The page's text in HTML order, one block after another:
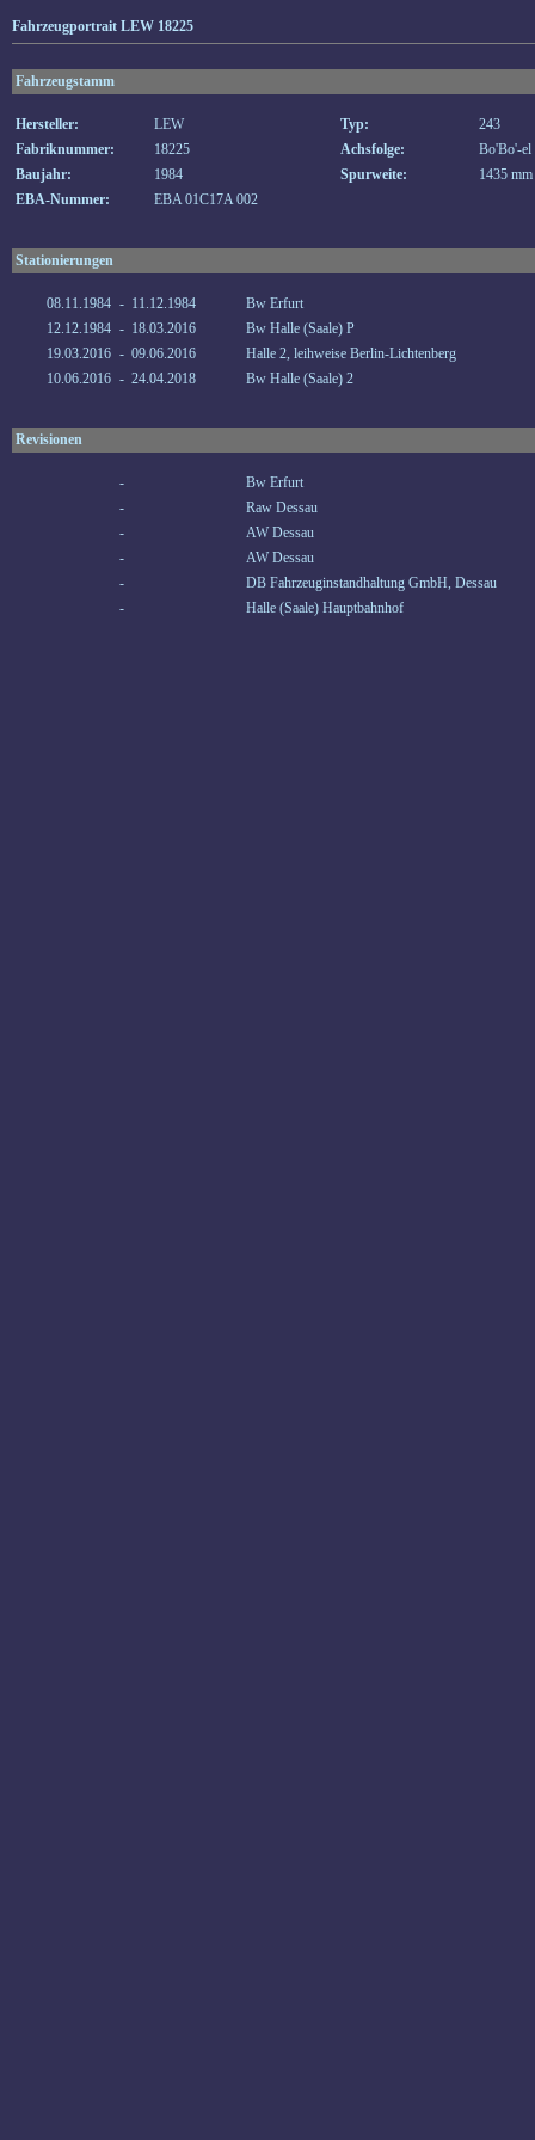
Fahrzeugportrait LEW 18225
Fahrzeugstamm
Hersteller: LEW Typ:
243
Fabriknummer:
18225 Achsfolge:
Bo'Bo'-el
Baujahr:
1984 Spurweite:
1435 mm
EBA-Nummer:
EBA 01C17A 002
Stationierungen
08.11.1984 - 11.12.1984
Bw Erfurt
12.12.1984 - 18.03.2016
Bw Halle (Saale) P
19.03.2016 - 09.06.2016
Halle 2, leihweise Berlin-Lichtenberg
10.06.2016 - 24.04.2018 Bw Halle (Saale) 2
Revisionen
-
Bw Erfurt
-
Raw Dessau
-
AW Dessau
-
AW Dessau
-
DB Fahrzeuginstandhaltung GmbH, Dessau
-
Halle (Saale) Hauptbahnhof